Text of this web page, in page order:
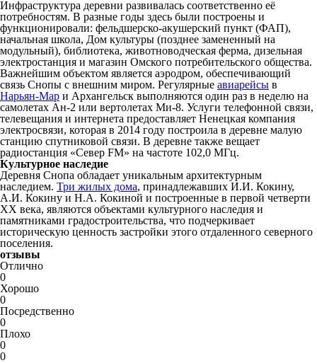
Инфраструктура деревни развивалась соответственно её
потребностям. В разные годы здесь были построены и
функционировали: фельдшерско-акушерский пункт (ФАП),
начальная школа, Дом культуры (позднее замененный на
модульный), библиотека, животноводческая ферма, дизельная
электростанция и магазин Омского потребительского общества.
Важнейшим объектом является аэродром, обеспечивающий
связь Снопы с внешним миром. Регулярные авиарейсы в
Нарьян-Мар и Архангельск выполняются один раз в неделю на
самолетах Ан-2 или вертолетах Ми-8. Услуги телефонной связи,
телевещания и интернета предоставляет Ненецкая компания
электросвязи, которая в 2014 году построила в деревне малую
станцию спутниковой связи. В деревне также вещает
радиостанция «Север FM» на частоте 102,0 МГц.
Культурное наследие
Деревня Снопа обладает уникальным архитектурным
наследием. Три жилых дома, принадлежавших И.И. Кокину,
А.И. Кокину и Н.А. Кокиной и построенные в первой четверти
XX века, являются объектами культурного наследия и
памятниками градостроительства, что подчеркивает
историческую ценность застройки этого отдаленного северного
поселения.
отзывы
Отлично
0
Хорошо
0
Посредственно
0
Плохо
0
0